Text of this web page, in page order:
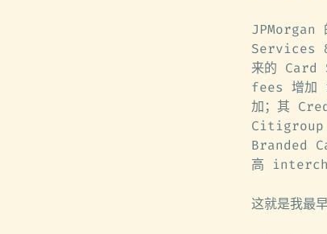
JPMorgan
Services &
来的 Card
fees 增加
加；其
Citigroup
Branded
高
这就是我最